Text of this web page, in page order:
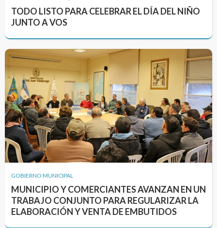
TODO LISTO PARA CELEBRAR EL DÍA DEL NIÑO
JUNTO A VOS
GOBIERNO MUNICIPAL
MUNICIPIO Y COMERCIANTES AVANZAN EN UN
TRABAJO CONJUNTO PARA REGULARIZAR LA
ELABORACIÓN Y VENTA DE EMBUTIDOS